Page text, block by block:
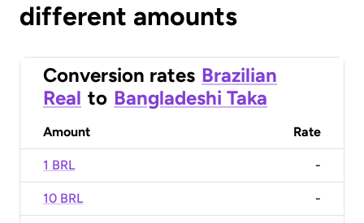
different amounts
Conversion rates Brazilian
Real to Bangladeshi Taka
Amount Rate
1 BRL -
10 BRL -